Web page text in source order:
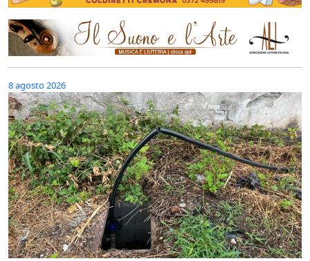
8 agosto 2026